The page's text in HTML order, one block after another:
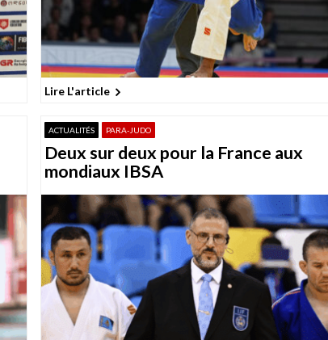
Lire L'article
ACTUALITÉS PARA-JUDO
Deux sur deux pour la France aux
mondiaux IBSA